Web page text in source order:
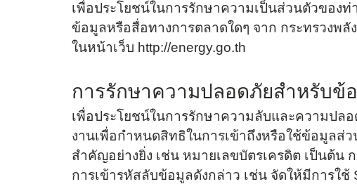
รายงานประจำปี
รายงานการกำกับติดตามการดำเนินงานประจ
รายงานการเงินสำนักงานปลัดกระทรวงพลัง
รายงานต้นทุนต่อหน่วยผลผลิต
รายงานงบทดลอง
เพื่อประโยชน์ในการรักษาความเป็นส่วนตัวของ
ข้อมูลหรือสื่อทางการตลาดใดๆ จาก กระทรวงพลั
ในหน้าเว็บ http://energy.go.th
การรักษาความปลอดภัยสำหรับข้
เพื่อประโยชน์ในการรักษาความลับและความปล
งานเพื่อกำหนดสิทธิในการเข้าถึงหรือใช้ข้อมูล
สำคัญอย่างยิ่ง เช่น หมายเลขบัตรเครดิต เป็นต้น
การเข้ารหัสลับข้อมูลดังกล่าว เช่น จัดให้มีการใช้